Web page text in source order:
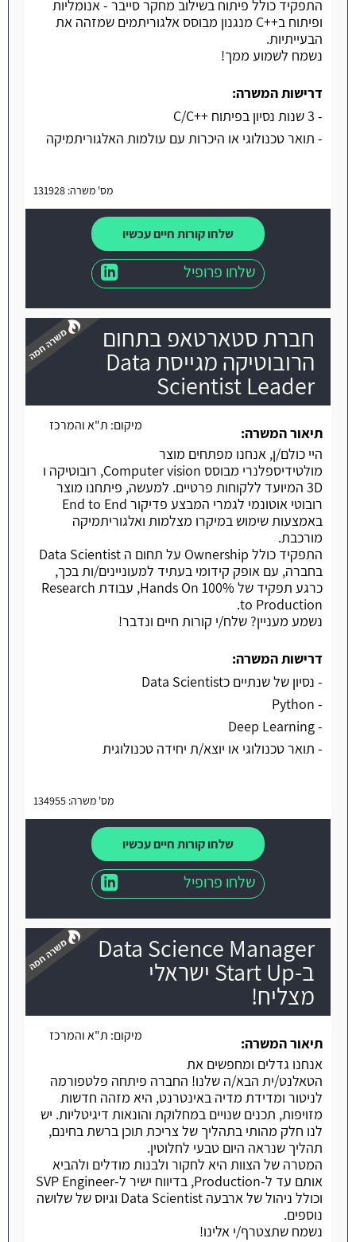
התפקיד כולל פיתוח בשילוב מחקר סייבר - אנומליות
ופיתוח ב++C מנגנון מבוסס אלגוריתמים שמזהה את
הבעייתיות.
נשמח לשמוע ממך!
דרישות המשרה:
- 3 שנות נסיון בפיתוח ++C/C
- תואר טכנולוגי או היכרות עם עולמות האלגוריתמיקה
מס' משרה: 131928
שלחו קורות חיים עכשיו
שלחו פרופיל
חברת סטארטאפ בתחום
הרובוטיקה מגייסת Data
Scientist Leader
משרה חמה
מיקום: ת"א והמרכז
תיאור המשרה:
היי כולם/ן, אנחנו מפתחים מוצר
מולטידיספלנרי מבוסס Computer vision, רובוטיקה ו
3D המיועד ללקוחות פרטיים. למעשה, פיתחנו מוצר
רובוטי אוטונמי לגמרי המבצע פדיקור End to End
באמצעות שימוש במיקרו מצלמות ואלגוריתמיקה
מורכבת.
התפקיד כולל Ownership על תחום ה Data Scientist
בחברה, עם אופק קידומי בעתיד למעוניינים/ות בכך,
כרגע תפקיד של 100% Hands On, עבודת Research
to Production.
נשמע מעניין? שלח/י קורות חיים ונדבר!
דרישות המשרה:
- נסיון של שנתיים כData Scientist
- Python
- Deep Learning
- תואר טכנולוגי או יוצא/ת יחידה טכנולוגית
מס' משרה: 134955
שלחו קורות חיים עכשיו
שלחו פרופיל
Data Science Manager
ב-Start Up ישראלי
מצליח!
משרה חמה
מיקום: ת"א והמרכז
תיאור המשרה:
אנחנו גדלים ומחפשים את
הטאלנט/ית הבא/ה שלנו! החברה פיתחה פלטפורמה
לניטור ומדידת מדיה באינטרנט, היא מזהה חדשות
מזויפות, תכנים שנויים במחלוקת והונאות דיגיטליות. יש
לנו חלק מהותי בתהליך של צריכת תוכן ברשת בחינם,
תהליך שנראה היום טבעי לחלוטין.
המטרה של הצוות היא לחקור ולבנות מודלים ולהביא
אותם עד ל-Production, בדיווח ישיר ל-SVP Engineer
וכולל ניהול של ארבעה Data Scientist וגיוס של שלושה
נוספים.
נשמח שתצטרף/י אלינו!